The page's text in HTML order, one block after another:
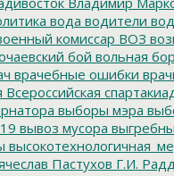
вода водители
комиссар ВОЗ
бой вольная
врачебные ошибки
Всероссийская
выборы мэра
вывоз мусора
Пастухов Г.И.